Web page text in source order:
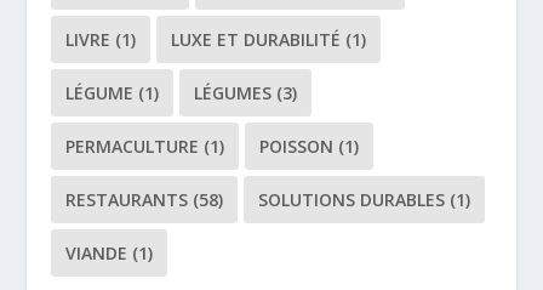
LIVRE (1) LUXE ET DURABILITÉ (1)
LÉGUME (1) LÉGUMES (3)
PERMACULTURE (1) POISSON (1)
RESTAURANTS (58) SOLUTIONS DURABLES (1)
VIANDE (1)